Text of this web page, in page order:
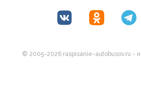
© 2005-2026 raspisanie-autobusov.ru -